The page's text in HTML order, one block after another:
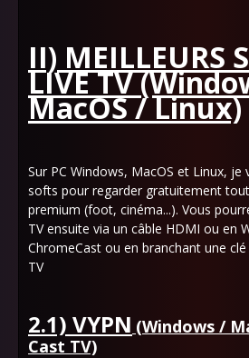
II) MEILLEURS
LIVE TV
MacOS / Linux)
Sur PC Windows, MacOS et Linux,
softs pour regarder gratuitement
premium (foot, cinéma...). Vous
TV ensuite via un câble HDMI ou en
ChromeCast ou en branchant une
TV
2.1) VYPN (Windows /
Cast TV)